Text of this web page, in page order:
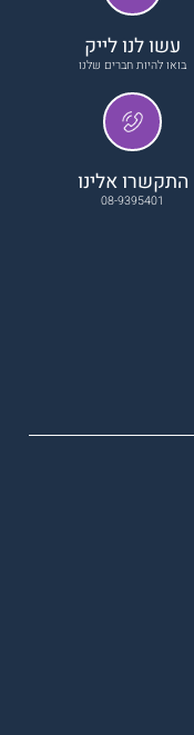
עשו לנו לייק
בואו להיות חברים שלנו
התקשרו אלינו
08-9395401